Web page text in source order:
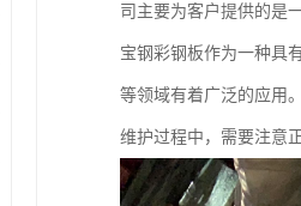
司主要为客户提供的是
宝钢彩钢板作为一种具
等领域有着广泛的应用
维护过程中，需要注意